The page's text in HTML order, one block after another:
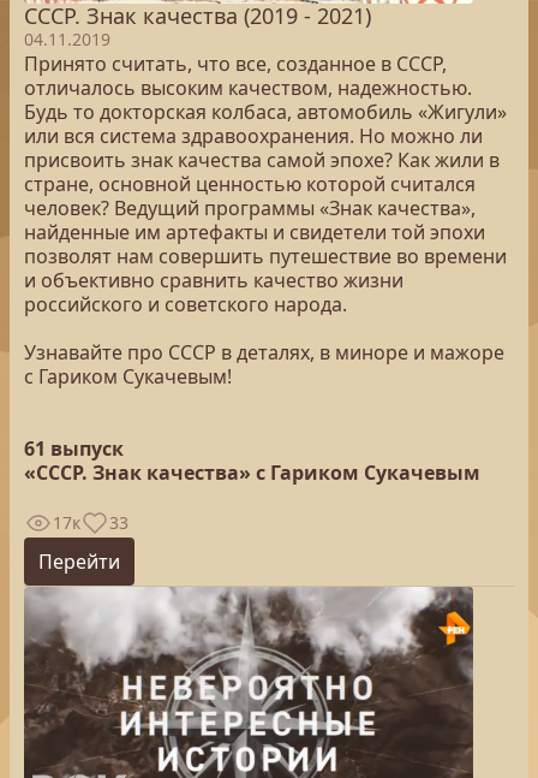
СССР. Знак качества (2019 - 2021)
04.11.2019
Принято считать, что все, созданное в СССР,
отличалось высоким качеством, надежностью.
Будь то докторская колбаса, автомобиль «Жигули»
или вся система здравоохранения. Но можно ли
присвоить знак качества самой эпохе? Как жили в
стране, основной ценностью которой считался
человек? Ведущий программы «Знак качества»,
найденные им артефакты и свидетели той эпохи
позволят нам совершить путешествие во времени
и объективно сравнить качество жизни
российского и советского народа.
Узнавайте про СССР в деталях, в миноре и мажоре
с Гариком Сукачевым!
61 выпуск
«СССР. Знак качества» с Гариком Сукачевым
17к 33
Перейти